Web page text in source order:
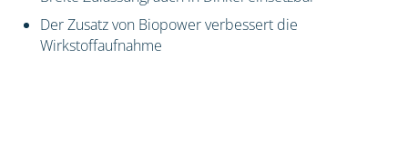
Der Zusatz von Biopower verbessert die
Wirkstoffaufnahme